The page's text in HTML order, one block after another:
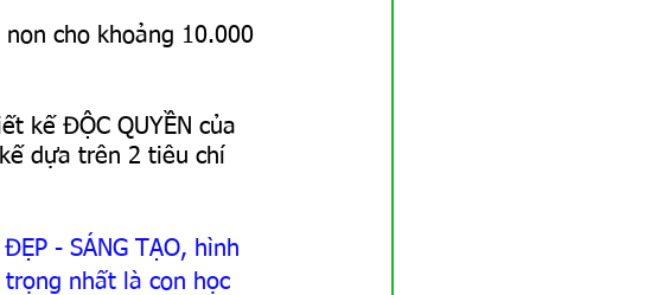
cho khoảng 10.000
kế ĐỘC QUYỀN của
dựa trên 2 tiêu chí
- SÁNG TẠO, hình
nhất là con học